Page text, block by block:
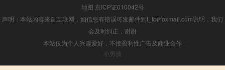
地图 京ICP证010042号
声明：本站内容来自互联网，如信息有错误可发邮件到f_fb#foxmail.com说明，我们
会及时纠正，谢谢
本站仅为个人兴趣爱好，不接盈利性广告及商业合作
小男孩